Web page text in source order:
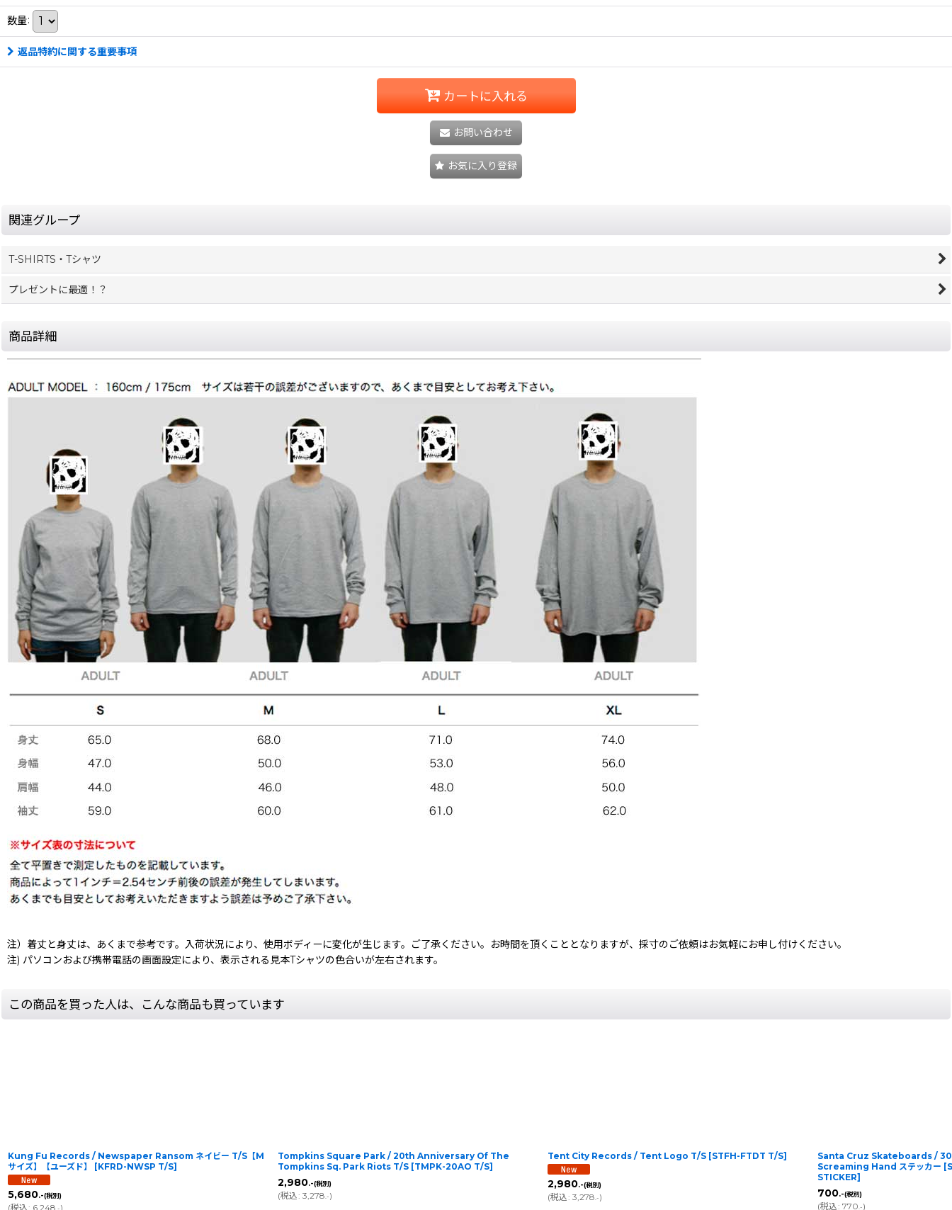
数量:
返品特約に関する重要事項
カートに入れる
お問い合わせ
お気に入り登録
関連グループ
T-SHIRTS・Tシャツ
プレゼントに最適！？
商品詳細
注）着丈と身丈は、あくまで参考です。入荷状況により、使用ボディーに変化が生じます。ご了承ください。お時間を頂くこととなりますが、採寸のご依頼はお気軽にお申し付けください。
注) パソコンおよび携帯電話の画面設定により、表示される見本Tシャツの色合いが左右されます。
この商品を買った人は、こんな商品も買っています
Kung Fu Records / Newspaper Ransom ネイビー T/S【M
サイズ】【ユーズド】
[KFRD-NWSP T/S]
5,680.-(税別)
(税込: 6,248 .-)
Tompkins Square Park / 20th Anniversary Of The
Tompkins Sq. Park Riots T/S [TMPK-20AO T/S]
2,980.-(税別)
(税込: 3,278 .-)
Tent City Records / Tent Logo T/S [STFH-FTDT T/S]
2,980.-(税別)
(税込: 3,278.-)
Santa Cruz Skateboards /
Screaming Hand ステッカー [
STICKER]
700.-(税別)
(税込: 770 .-)